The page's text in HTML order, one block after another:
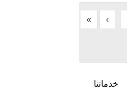
« ‹
خدماتنا